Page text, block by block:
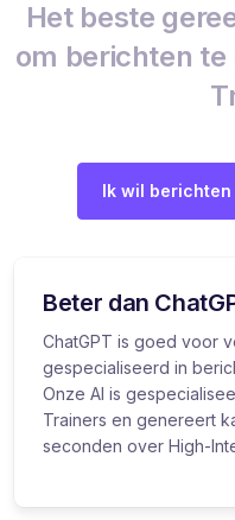
Het beste
om berichten te
Ik wil
Beter dan
ChatGPT is goed voor
gespecialiseerd in
Onze AI is
Trainers en genereert
seconden over High-